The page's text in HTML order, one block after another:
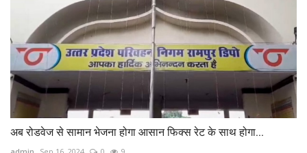
अब रोडवेज से सामान भेजना होगा आसान फिक्स रेट के साथ होगा...